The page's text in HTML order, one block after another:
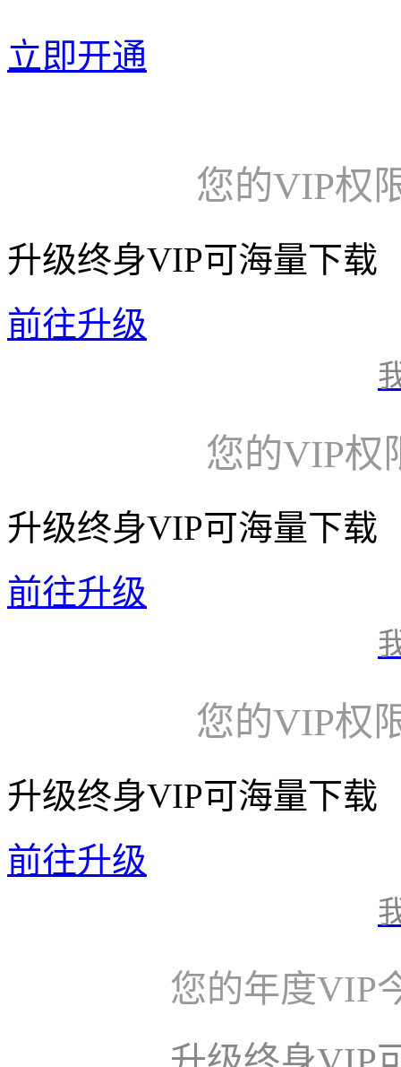
立即开通
您的VIP权
升级终身VIP可海量下载
前往升级
您的VIP权
升级终身VIP可海量下载
前往升级
您的VIP权
升级终身VIP可海量下载
前往升级
您的年度VIP